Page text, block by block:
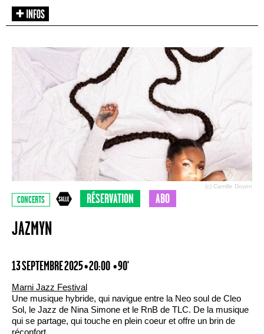
(c) Camille Doyen
CONCERTS RÉSERVATION ABO
JAZMYN
13 SEPTEMBRE 2025 • 20:00 • 90'
Marni Jazz Festival
Une musique hybride, qui navigue entre la Neo soul de Cleo
Sol, le Jazz de Nina Simone et le RnB de TLC. De la musique
qui se partage, qui touche en plein coeur et offre un brin de
réconfort.